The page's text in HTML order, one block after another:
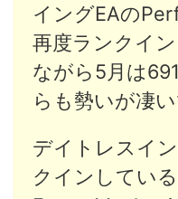
イングEAの
再度ランクイ
ながら5月は
らも勢いが凄い
デイトレスイ
クインしてい